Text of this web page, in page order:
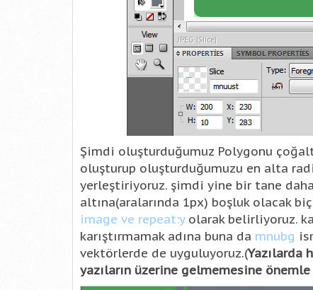
Şimdi oluşturduğumuz Polygonu
oluşturup oluşturduğumuzu en alta
yerleştiriyoruz. şimdi yine bir tane
altına(aralarında 1px) boşluk olacak
image ve repeat:yolarak belirliyoruz.
karıştırmamak adına buna da mnubg
vektörlerde de uyguluyoruz.(Yazılarda
yazıların üzerine gelmemesine